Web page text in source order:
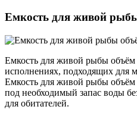
Емкость для живой
Емкость для живой рыбы объём
исполнениях, подходящих для
Емкость для живой рыбы объём
под необходимый запас воды
для обитателей.